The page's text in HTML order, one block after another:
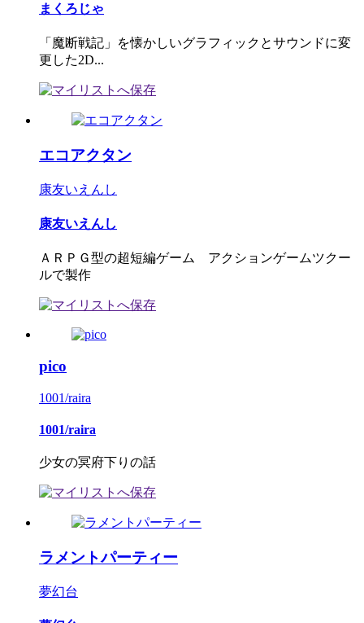
まくろじゃ
「魔断戦記」を懐かしいグラフィックとサウンドに変
更した2D...
エコアクタン
康友いえんし
康友いえんし
ＡＲＰＧ型の超短編ゲーム アクションゲームツクー
ルで製作
pico
1001/raira
1001/raira
少女の冥府下りの話
ラメントパーティー
夢幻台